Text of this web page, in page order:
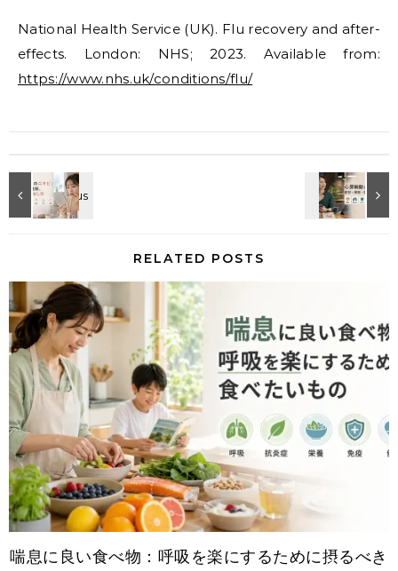
National Health Service (UK). Flu recovery and after-
effects. London: NHS; 2023. Available from:
https://www.nhs.uk/conditions/flu/
RELATED POSTS
喘息に良い食べ物：呼吸を楽にするために摂るべき